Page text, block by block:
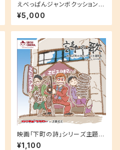
えべっぱんジャンボクッション！
フワフワの手触りがクセになり
ます！
¥5,000
映画「下町の詩」シリーズ主題歌
集CD
¥1,100